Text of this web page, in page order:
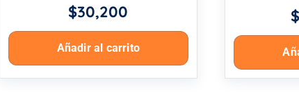
$30,200
Añadir al carrito
$